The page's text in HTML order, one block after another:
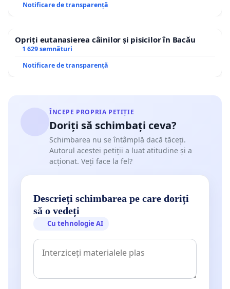
Notificare de transparență
Opriți eutanasierea câinilor și pisicilor în Bacău
1 629 semnături
Notificare de transparență
ÎNCEPE PROPRIA PETIȚIE
Doriți să schimbați ceva?
Schimbarea nu se întâmplă dacă tăceți.
Autorul acestei petiții a luat atitudine și a
acționat. Veți face la fel?
Descrieți schimbarea pe care doriți
să o vedeți
Cu tehnologie AI